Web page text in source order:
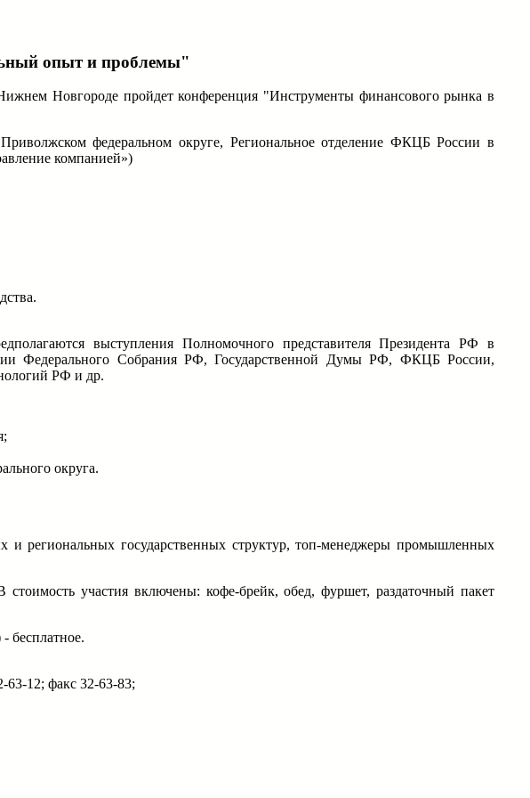
опыт и проблемы"
Новгороде пройдет конференция "Инструменты финансового рынка в
федеральном округе, Региональное отделение ФКЦБ России в
компанией»)
выступления Полномочного представителя Президента РФ в
Федерального Собрания РФ, Государственной Думы РФ, ФКЦБ России,
РФ и др.
округа.
и региональных государственных структур, топ-менеджеры промышленных
участия включены: кофе-брейк, обед, фуршет, раздаточный пакет
бесплатное.
12; факс 32-63-83;